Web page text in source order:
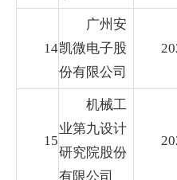
14
广州安
凯微电子股
份有限公司
15
机械工
业第九设计
研究院股份
有限公司